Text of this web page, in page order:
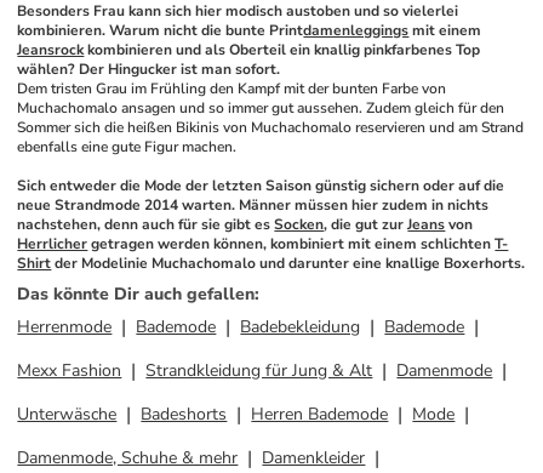
Besonders Frau kann sich hier modisch austoben und so vielerlei
kombinieren. Warum nicht die bunte Printdamenleggings
Jeansrock kombinieren und als Oberteil ein knallig pinkfarbenes Top
wählen? Der Hingucker ist man sofort.
Dem tristen Grau im Frühling den Kampf mit der bunten Farbe von
Muchachomalo ansagen und so immer gut aussehen. Zudem gleich für den
Sommer sich die heißen Bikinis von Muchachomalo reservieren und am Strand
ebenfalls eine gute Figur machen.
Sich entweder die Mode der letzten Saison günstig sichern oder auf die
neue Strandmode 2014 warten. Männer müssen hier zudem in nichts
nachstehen, denn auch für sie gibt es Socken, die gut zur Jeans
Herrlicher getragen werden können, kombiniert mit einem schlichten T-
Shirt der Modelinie Muchachomalo und darunter eine knallige Boxerhorts.
Das könnte Dir auch gefallen:
Herrenmode
Bademode Badebekleidung
Bademode
Mexx Fashion
Strandkleidung für Jung & Alt
Damenmode
Unterwäsche
Badeshorts Herren Bademode
Mode
Damenmode, Schuhe & mehr
Damenkleider